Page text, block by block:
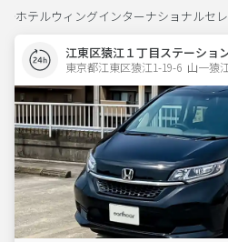
ホテルウィングインターナショナルセ
江東区猿江１丁目ステーショ
東京都江東区猿江1-19-6  山一猿